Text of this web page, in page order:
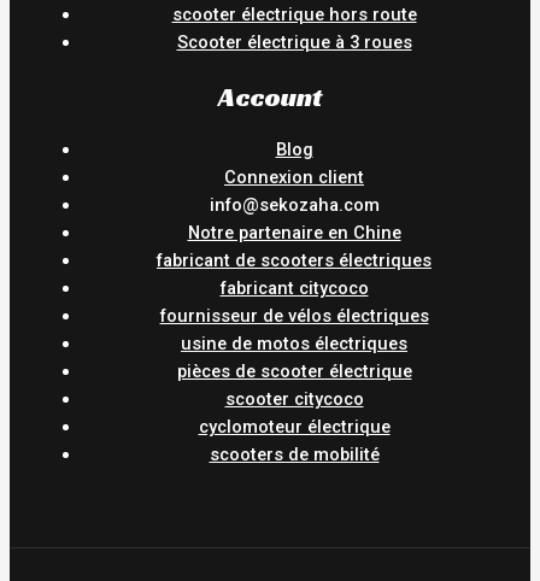
scooter électrique hors route
Scooter électrique à 3 roues
Account
Blog
Connexion client
info@sekozaha.com
Notre partenaire en Chine
fabricant de scooters électriques
fabricant citycoco
fournisseur de vélos électriques
usine de motos électriques
pièces de scooter électrique
scooter citycoco
cyclomoteur électrique
scooters de mobilité